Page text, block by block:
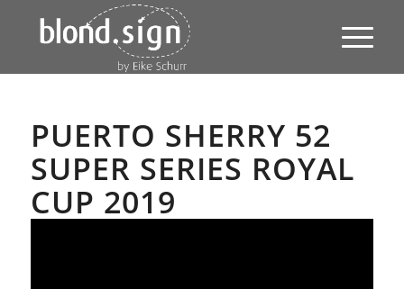
PUERTO SHERRY 52
SUPER SERIES ROYAL
CUP 2019